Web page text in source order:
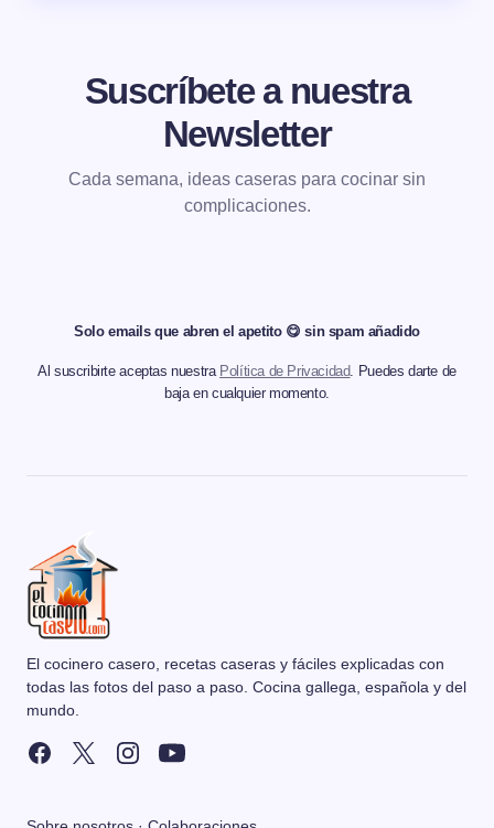
Suscríbete a nuestra
Newsletter
Cada semana, ideas caseras para cocinar sin
complicaciones.
Solo emails que abren el apetito 😋 sin spam añadido
Al suscribirte aceptas nuestra Política de Privacidad. Puedes darte de
baja en cualquier momento.
El cocinero casero, recetas caseras y fáciles explicadas con
todas las fotos del paso a paso. Cocina gallega, española y del
mundo.